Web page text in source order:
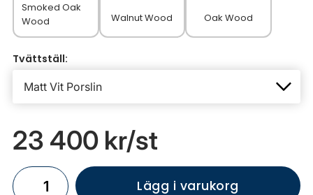
Smoked Oak
Wood
Walnut Wood Oak Wood
Tvättställ:
23 400 kr/st
Lägg i varukorg